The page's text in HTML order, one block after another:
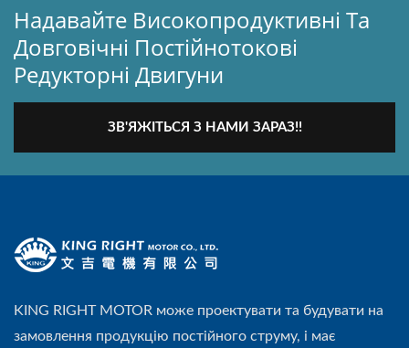
Надавайте Високопродуктивні Та
Довговічні Постійнотокові
Редукторні Двигуни
ЗВ'ЯЖІТЬСЯ З НАМИ ЗАРАЗ!!
KING RIGHT MOTOR може проектувати та будувати на
замовлення продукцію постійного струму, і має